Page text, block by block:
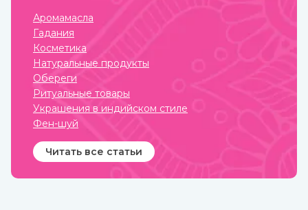
Аромамасла
Гадания
Косметика
Натуральные продукты
Обереги
Ритуальные товары
Украшения в индийском стиле
Фен-шуй
Читать все статьи